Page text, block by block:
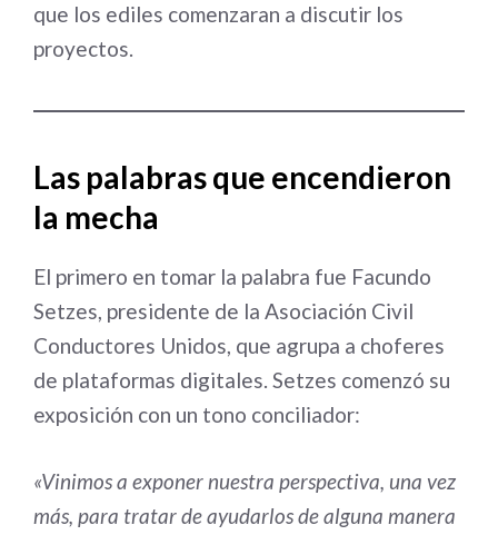
que los ediles comenzaran a discutir los
proyectos.
Las palabras que encendieron
la mecha
El primero en tomar la palabra fue Facundo
Setzes, presidente de la Asociación Civil
Conductores Unidos, que agrupa a choferes
de plataformas digitales. Setzes comenzó su
exposición con un tono conciliador:
«Vinimos a exponer nuestra perspectiva, una vez
más, para tratar de ayudarlos de alguna manera